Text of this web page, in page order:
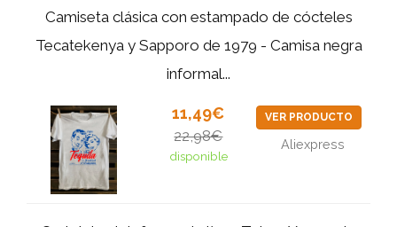
Camiseta clásica con estampado de cócteles
Tecatekenya y Sapporo de 1979 - Camisa negra
informal...
11,49€
22,98€
disponible
VER PRODUCTO
Aliexpress